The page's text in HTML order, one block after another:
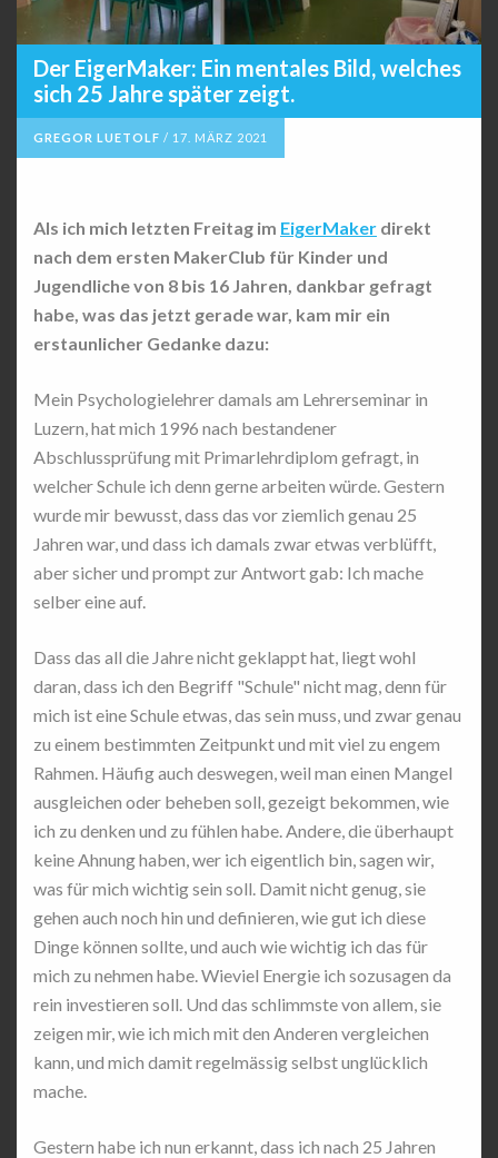
Der EigerMaker: Ein mentales Bild, welches
sich 25 Jahre später zeigt.
GREGOR LUETOLF / 17. MÄRZ 2021
Als ich mich letzten Freitag im EigerMaker direkt
nach dem ersten MakerClub für Kinder und
Jugendliche von 8 bis 16 Jahren, dankbar gefragt
habe, was das jetzt gerade war, kam mir ein
erstaunlicher Gedanke dazu:
Mein Psychologielehrer damals am Lehrerseminar in
Luzern, hat mich 1996 nach bestandener
Abschlussprüfung mit Primarlehrdiplom gefragt, in
welcher Schule ich denn gerne arbeiten würde. Gestern
wurde mir bewusst, dass das vor ziemlich genau 25
Jahren war, und dass ich damals zwar etwas verblüfft,
aber sicher und prompt zur Antwort gab: Ich mache
selber eine auf.
Dass das all die Jahre nicht geklappt hat, liegt wohl
daran, dass ich den Begriff "Schule" nicht mag, denn für
mich ist eine Schule etwas, das sein muss, und zwar genau
zu einem bestimmten Zeitpunkt und mit viel zu engem
Rahmen. Häufig auch deswegen, weil man einen Mangel
ausgleichen oder beheben soll, gezeigt bekommen, wie
ich zu denken und zu fühlen habe. Andere, die überhaupt
keine Ahnung haben, wer ich eigentlich bin, sagen wir,
was für mich wichtig sein soll. Damit nicht genug, sie
gehen auch noch hin und definieren, wie gut ich diese
Dinge können sollte, und auch wie wichtig ich das für
mich zu nehmen habe. Wieviel Energie ich sozusagen da
rein investieren soll. Und das schlimmste von allem, sie
zeigen mir, wie ich mich mit den Anderen vergleichen
kann, und mich damit regelmässig selbst unglücklich
mache.
Gestern habe ich nun erkannt, dass ich nach 25 Jahren